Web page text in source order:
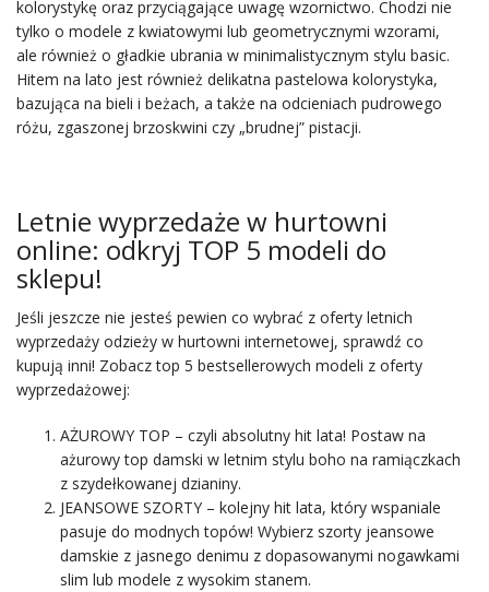
kolorystykę oraz przyciągające uwagę wzornictwo. Chodzi nie
tylko o modele z kwiatowymi lub geometrycznymi wzorami,
ale również o gładkie ubrania w minimalistycznym stylu basic.
Hitem na lato jest również delikatna pastelowa kolorystyka,
bazująca na bieli i beżach, a także na odcieniach pudrowego
różu, zgaszonej brzoskwini czy „brudnej” pistacji.
Letnie wyprzedaże w hurtowni
online: odkryj TOP 5 modeli do
sklepu!
Jeśli jeszcze nie jesteś pewien co wybrać z oferty letnich
wyprzedaży odzieży w hurtowni internetowej, sprawdź co
kupują inni! Zobacz top 5 bestsellerowych modeli z oferty
wyprzedażowej:
AŻUROWY TOP – czyli absolutny hit lata! Postaw na
ażurowy top damski w letnim stylu boho na ramiączkach
z szydełkowanej dzianiny.
JEANSOWE SZORTY – kolejny hit lata, który wspaniale
pasuje do modnych topów! Wybierz szorty jeansowe
damskie z jasnego denimu z dopasowanymi nogawkami
slim lub modele z wysokim stanem.